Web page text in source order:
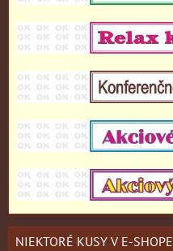
NIEKTORÉ KUSY V E-SHOPE